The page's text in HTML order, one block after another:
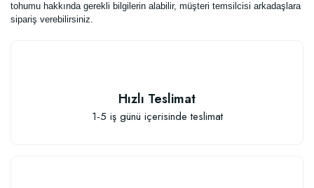
tohumu hakkında gerekli bilgilerin alabilir, müşteri temsilcisi arkadaşlara
sipariş verebilirsiniz.
Hızlı Teslimat
1-5 iş günü içerisinde teslimat